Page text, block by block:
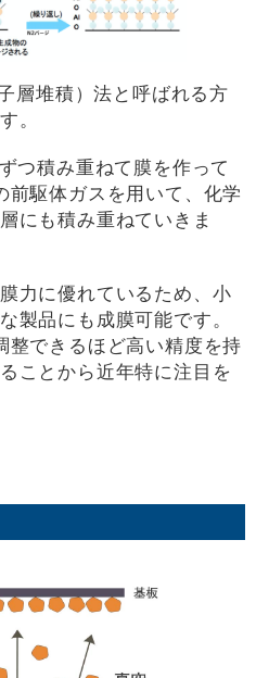
層堆積）法と呼ばれる方
。
つ積み重ねて膜を作って
前駆体ガスを用いて、化学
にも積み重ねていきま
力に優れているため、小
製品にも成膜可能です。
整できるほど高い精度を持
ことから近年特に注目を